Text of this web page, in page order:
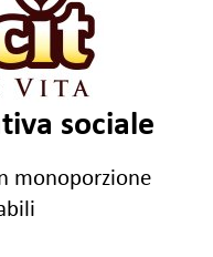
sociale
monoporzione